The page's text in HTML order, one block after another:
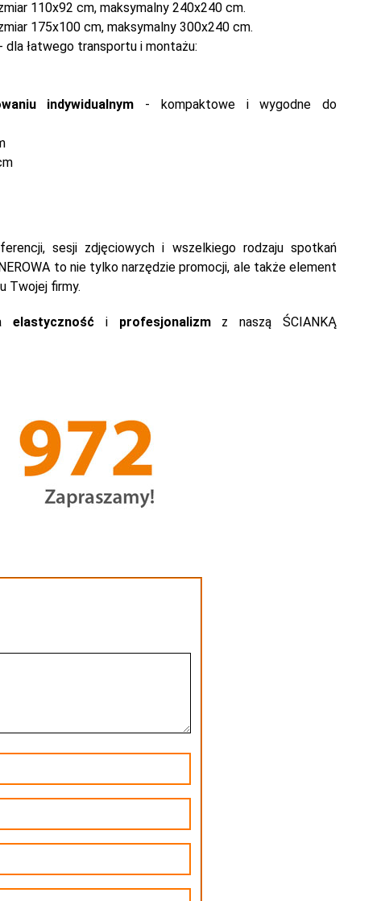
110x92 cm, maksymalny 240x240 cm.
175x100 cm, maksymalny 300x240 cm.
- dla łatwego transportu i montażu:
indywidualnym - kompaktowe i wygodne do
sesji zdjęciowych i wszelkiego rodzaju spotkań
to nie tylko narzędzie promocji, ale także element
Twojej firmy.
elastyczność i profesjonalizmz naszą ŚCIANKĄ